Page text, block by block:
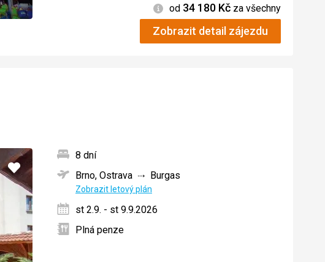
Informace
od 34 180 Kč za všechny
Zobrazit detail zájezdu
Přidat
do
oblíbených
8 dní
Brno, Ostrava
Burgas
Zobrazit letový plán
st 2.9. - st 9.9.2026
Plná penze